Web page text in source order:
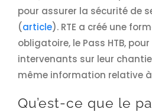
pour assurer la sécurité de
(article). RTE a créé une
obligatoire, le Pass HTB,
intervenants sur leur
même information relative
Qu’est-ce que le